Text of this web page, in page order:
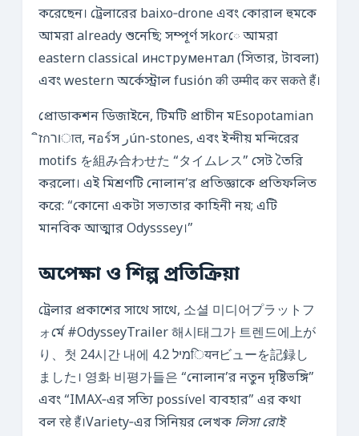
করেছেন। ট্রেলারের baixo‑drone এবং কোরাল হুমকে
আমরা already শুনেছি; সম্পূর্ণ সkorে আমরা
eastern classical инструментал (সিতার, টাবলা)
এবং western অর্কেস্ট্রাল fusión की उम्मीद कर सकते हैं।
প্রোডাকশন ডিজাইনে, টিমটি প্রাচীন মEsopotamian
זิกורात, নอร์স رún-stones, এবং ইন্দীয় মন্দিরের
motifs を組み合わせた “タイムレス” সেট তৈরি
করলো। এই মিশ্রণটি নোলান’র প্রতিজ্ঞাকে প্রতিফলিত
করে: “কোনো একটা সভ্যতার কাহিনী নয়; এটি
মানবিক আত্মার Odysssey।”
অপেক্ষা ও শিল্প প্রতিক্রিয়া
ট্রেলার প্রকাশের সাথে সাথে, 소셜 미디어プラットフ
ォর্মে #OdysseyTrailer 해시태그가 트렌드에上が
り、첫 24시간 내에 4.2 מילियनビューを記録し
ました। 영화 비평가들은 “নোলান’র নতুন দৃষ্টিভঙ্গি”
এবং “IMAX‑এর সত্যি possível ব্যবহার” এর কথা
বল रहे हैं।Variety‑এর সিনিয়র লেখক লিসা রোই